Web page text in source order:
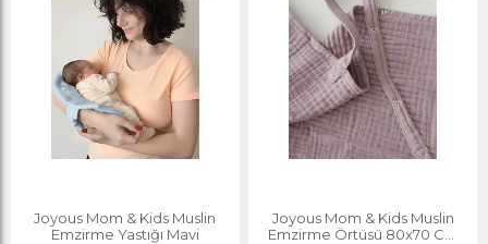
Joyous Mom & Kids Muslin
Emzirme Yastığı Mavi
Joyous Mom & Kids Muslin
Emzirme Örtüsü 80x70 Cm